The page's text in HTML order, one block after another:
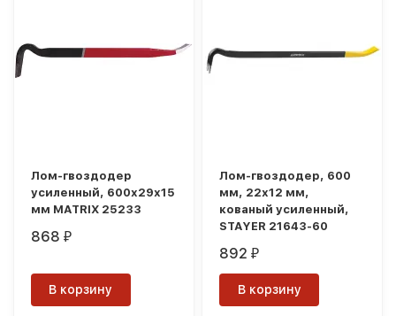
Лом-гвоздодер
усиленный, 600х29х15
мм MATRIX 25233
868₽
В корзину
Лом-гвоздодер, 600
мм, 22х12 мм,
кованый усиленный,
STAYER 21643-60
892₽
В корзину